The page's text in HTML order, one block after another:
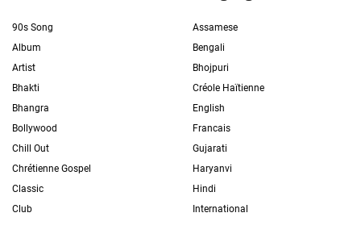
90s Song
Album
Artist
Bhakti
Bhangra
Bollywood
Chill Out
Chrétienne Gospel
Classic
Club
Assamese
Bengali
Bhojpuri
Créole Haïtienne
English
Francais
Gujarati
Haryanvi
Hindi
International